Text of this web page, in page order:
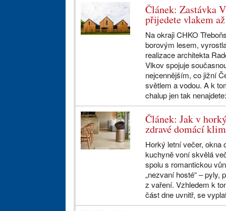
Článek: Zastávka
přijedete vlakem
Na okraji CHKO
borovým lesem,
realizace architekta
Vlkov spojuje
nejcennějším, co jižní
světlem a vodou. A k
chalup jen tak
Článek: Jak v
zdravé domácí
Horký letní večer, okna
kuchyně voní skvělá
spolu s romantickou
„nezvaní hosté“ – pyly,
z vaření. Vzhledem k
část dne uvnitř, se